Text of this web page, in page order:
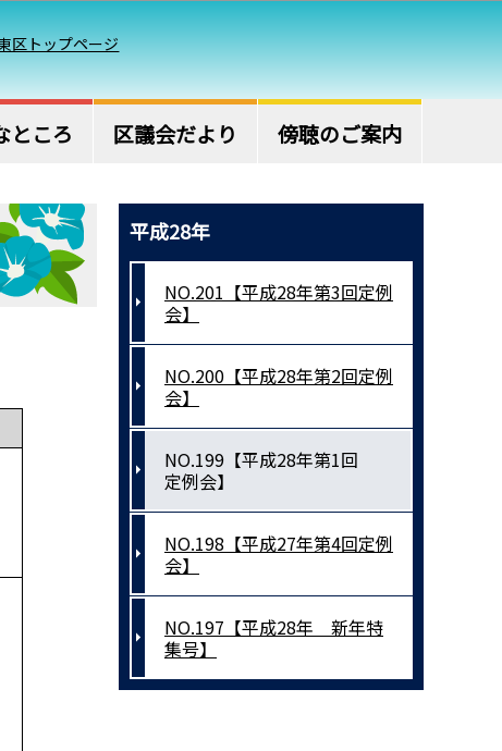
区トップページ
ところ 区議会だより 傍聴のご案内
平成28年
NO.201【平成28年第3回定例
会】
NO.200【平成28年第2回定例
会】
NO.199【平成28年第1回
定例会】
NO.198【平成27年第4回定例
会】
NO.197【平成28年 新年特
集号】